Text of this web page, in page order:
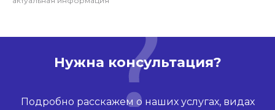
Нужна консультация?
Подробно расскажем о наших услугах, видах